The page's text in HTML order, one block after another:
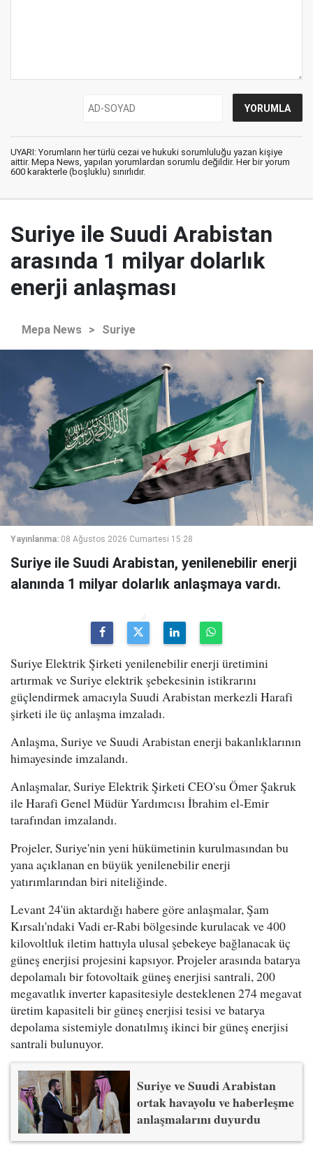
UYARI: Yorumların her türlü cezai ve hukuki sorumluluğu yazan kişiye
aittir. Mepa News, yapılan yorumlardan sorumlu değildir. Her bir yorum
600 karakterle (boşluklu) sınırlıdır.
Suriye ile Suudi Arabistan
arasında 1 milyar dolarlık
enerji anlaşması
Mepa News > Suriye
Yayınlanma: 08 Ağustos 2026 Cumartesi 15:28
Suriye ile Suudi Arabistan, yenilenebilir enerji
alanında 1 milyar dolarlık anlaşmaya vardı.
Suriye Elektrik Şirketi yenilenebilir enerji üretimini
artırmak ve Suriye elektrik şebekesinin istikrarını
güçlendirmek amacıyla Suudi Arabistan merkezli Harafi
şirketi ile üç anlaşma imzaladı.
Anlaşma, Suriye ve Suudi Arabistan enerji bakanlıklarının
himayesinde imzalandı.
Anlaşmalar, Suriye Elektrik Şirketi CEO'su Ömer Şakruk
ile Harafi Genel Müdür Yardımcısı İbrahim el-Emir
tarafından imzalandı.
Projeler, Suriye'nin yeni hükümetinin kurulmasından bu
yana açıklanan en büyük yenilenebilir enerji
yatırımlarından biri niteliğinde.
Levant 24'ün aktardığı habere göre anlaşmalar, Şam
Kırsalı'ndaki Vadi er-Rabi bölgesinde kurulacak ve 400
kilovoltluk iletim hattıyla ulusal şebekeye bağlanacak üç
güneş enerjisi projesini kapsıyor. Projeler arasında batarya
depolamalı bir fotovoltaik güneş enerjisi santrali, 200
megavatlık inverter kapasitesiyle desteklenen 274 megavat
üretim kapasiteli bir güneş enerjisi tesisi ve batarya
depolama sistemiyle donatılmış ikinci bir güneş enerjisi
santrali bulunuyor.
Suriye ve Suudi Arabistan
ortak havayolu ve haberleşme
anlaşmalarını duyurdu